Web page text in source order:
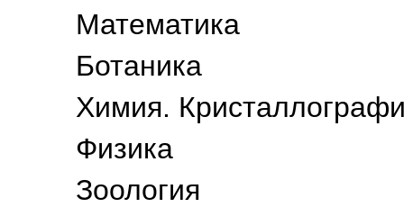
Математика
Ботаника
Химия.
Физика
Зоология